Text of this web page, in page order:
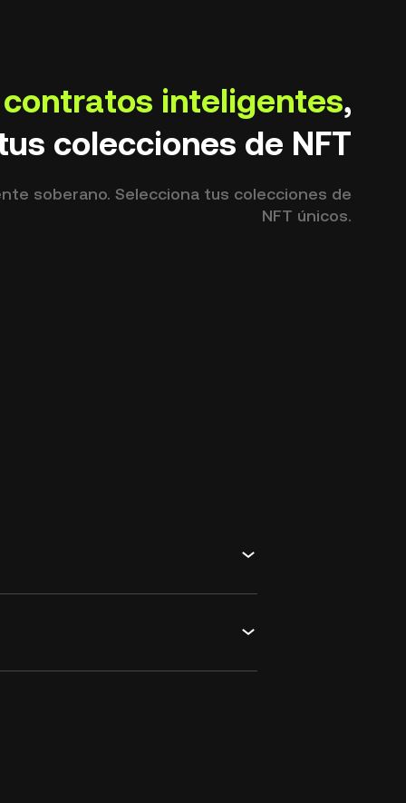
contratos inteligentes,
colecciones de NFT
soberano. Selecciona tus colecciones de
NFT únicos.